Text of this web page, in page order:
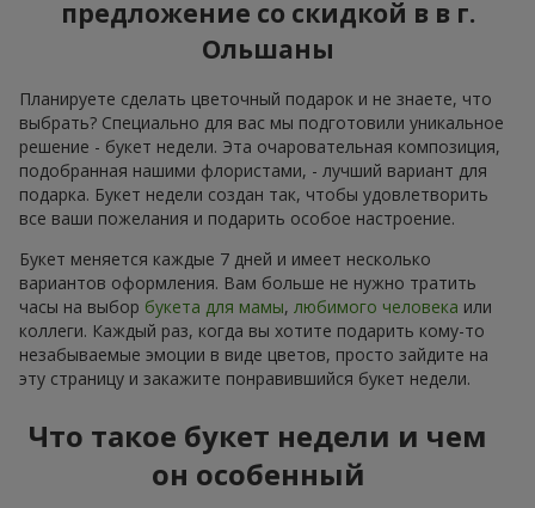
предложение со скидкой в в г.
Ольшаны
Планируете сделать цветочный подарок и не знаете, что
выбрать? Специально для вас мы подготовили уникальное
решение - букет недели. Эта очаровательная композиция,
подобранная нашими флористами, - лучший вариант для
подарка. Букет недели создан так, чтобы удовлетворить
все ваши пожелания и подарить особое настроение.
Букет меняется каждые 7 дней и имеет несколько
вариантов оформления. Вам больше не нужно тратить
часы на выбор букета для мамы, любимого человека или
коллеги. Каждый раз, когда вы хотите подарить кому-то
незабываемые эмоции в виде цветов, просто зайдите на
эту страницу и закажите понравившийся букет недели.
Что такое букет недели и чем
он особенный